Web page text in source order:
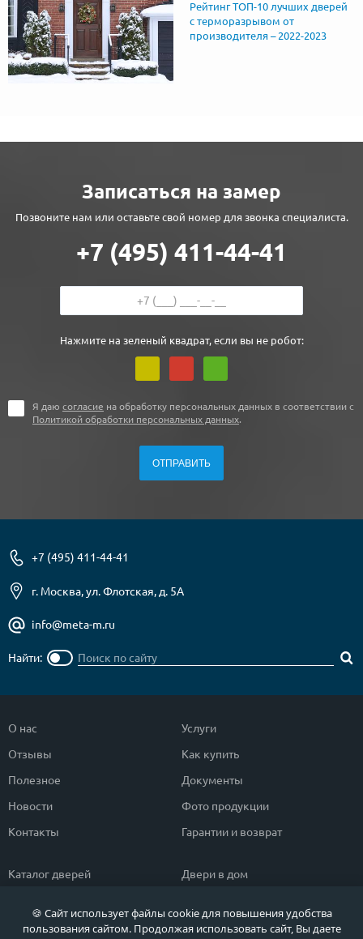
Рейтинг ТОП-10 лучших дверей
с терморазрывом от
производителя – 2022-2023
Записаться на замер
Позвоните нам или оставьте свой номер для звонка специалиста.
+7 (495) 411-44-41
Нажмите на зеленый квадрат, если вы не робот:
Я даю согласие на обработку персональных данных в соответствии с
Политикой обработки персональных данных.
+7 (495) 411-44-41
г. Москва, ул. Флотская, д. 5А
info@meta-m.ru
Найти:
О нас
Отзывы
Полезное
Новости
Контакты
Услуги
Как купить
Документы
Фото продукции
Гарантии и возврат
Каталог дверей
Популярные двери
Двери в дом
Двери в квартиру
🍪 Сайт использует файлы cookie для повышения удобства
пользования сайтом. Продолжая использовать сайт, Вы даете